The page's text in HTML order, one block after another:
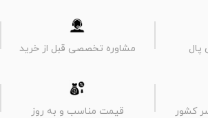
پال مشاوره تخصصی قبل از خرید
کشور قیمت مناسب و به روز